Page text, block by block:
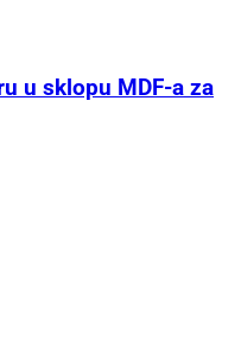
u sklopu MDF-a za